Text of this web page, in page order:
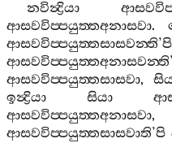
නවින්‍ද්‍රියා
ආසවවිප‍්පයුත‍්තඅනාසවා.
ආසවවිප‍්පයුත‍්තසාසවන‍්ති’පි
ආසවවිප‍්පයුත‍්තඅනාසවන‍්ති’
ආසවවිප‍්පයුත‍්තසාසවා,
ඉන්‍ද්‍රියා
සියා
ආසවවිප‍්පයුත‍්තඅනාසවා
ආසවවිප‍්පයුත‍්තසාසවාති’පි